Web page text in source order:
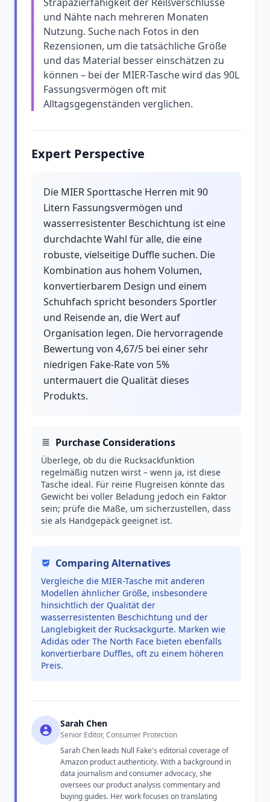
und Nähte nach mehreren Monaten
Nutzung. Suche nach Fotos in den
Rezensionen, um die tatsächliche Größe
und das Material besser einschätzen zu
können – bei der MIER-Tasche wird das 90L
Fassungsvermögen oft mit
Alltagsgegenständen verglichen.
Expert Perspective
Die MIER Sporttasche Herren mit 90
Litern Fassungsvermögen und
wasserresistenter Beschichtung ist eine
durchdachte Wahl für alle, die eine
robuste, vielseitige Duffle suchen. Die
Kombination aus hohem Volumen,
konvertierbarem Design und einem
Schuhfach spricht besonders Sportler
und Reisende an, die Wert auf
Organisation legen. Die hervorragende
Bewertung von 4,67/5 bei einer sehr
niedrigen Fake-Rate von 5%
untermauert die Qualität dieses
Produkts.
Purchase Considerations
Überlege, ob du die Rucksackfunktion
regelmäßig nutzen wirst – wenn ja, ist diese
Tasche ideal. Für reine Flugreisen könnte das
Gewicht bei voller Beladung jedoch ein Faktor
sein; prüfe die Maße, um sicherzustellen, dass
sie als Handgepäck geeignet ist.
Comparing Alternatives
Vergleiche die MIER-Tasche mit anderen
Modellen ähnlicher Größe, insbesondere
hinsichtlich der Qualität der
wasserresistenten Beschichtung und der
Langlebigkeit der Rucksackgurte. Marken wie
Adidas oder The North Face bieten ebenfalls
konvertierbare Duffles, oft zu einem höheren
Preis.
Sarah Chen
Senior Editor, Consumer Protection
Sarah Chen leads Null Fake's editorial coverage of
Amazon product authenticity. With a background in
data journalism and consumer advocacy, she
oversees our product analysis commentary and
buying guides. Her work focuses on translating